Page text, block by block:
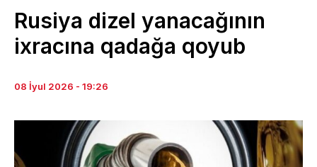
Rusiya dizel yanacağının
ixracına qadağa qoyub
08 İyul 2026 - 19:26